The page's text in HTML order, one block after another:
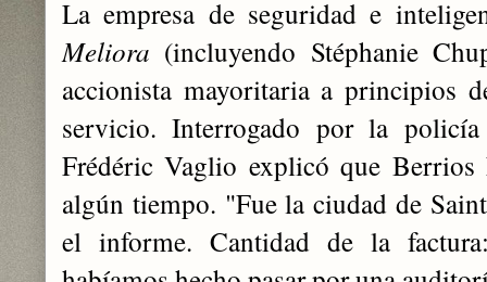
La empresa de seguridad e
Meliora (incluyendo Stéphanie
accionista mayoritaria a principios
servicio. Interrogado por la
Frédéric Vaglio explicó que Berrios
algún tiempo. "Fue la ciudad de
el informe. Cantidad de la